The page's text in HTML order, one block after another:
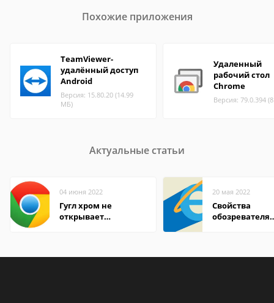
Похожие приложения
TeamViewer-
удалённый доступ
Android
Версия: 15.80.20 (14.99
МБ)
Удаленный
рабочий стол
Chrome
Версия: 79.0.394
Актуальные статьи
04 июня 2022
Гугл хром не
открывает
20 мая 2022
Свойства
обозревателя